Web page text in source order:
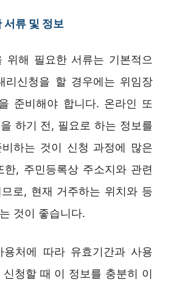
서류 및 정보
위해 필요한 서류는 기본적으
리신청을 할 경우에는 위임장
준비해야 합니다. 온라인 또
하기 전, 필요로 하는 정보를
하는 것이 신청 과정에 많은
한, 주민등록상 주소지와 관련
로, 현재 거주하는 위치와 등
것이 좋습니다.
용처에 따라 유효기간과 사용
청할 때 이 정보를 충분히 이